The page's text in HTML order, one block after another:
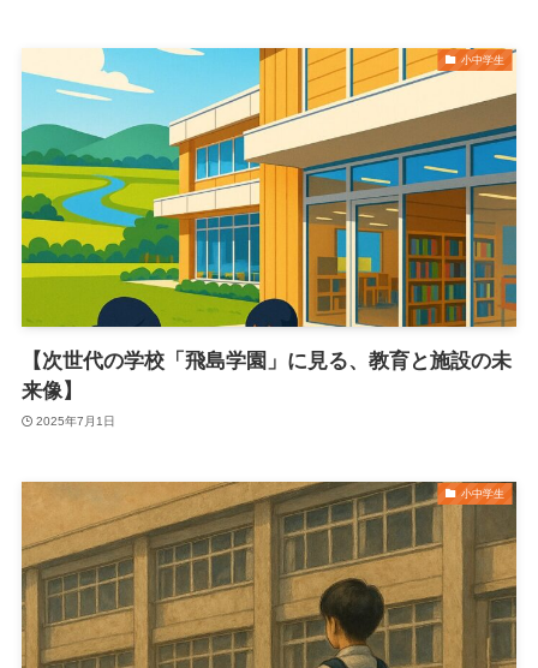
小中学生
【次世代の学校「飛島学園」に見る、教育と施設の未
来像】
2025年7月1日
小中学生